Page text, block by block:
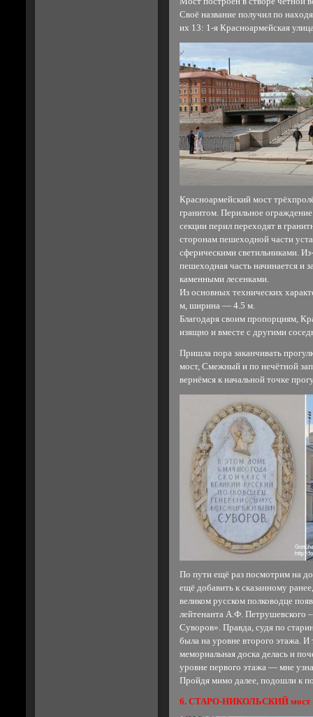
Своё название получил по
их 13: 1-я Красноармейская
Красноармейский мост
гранитом. Перильное
секции перил переходят в
сторонам пешеходной части
сферическими светильниками.
пешеходная часть начинается и
каменными лесенками.
Из основных технических
м, ширина — 4.5 м.
Благодаря своим пропорциям,
изящно и вместе с другими
Пришла пора заканчивать
мост, Смежный и по нечётной
вернёмся к начальной точке
По пути ещё раз посмотрим на
ещё добавить к сказанному
великом русском полководце
лейтенанта А.Ф. Петрушевского
Суворов». Правда, судя по
была на уровне второго этажа. И
мемориальная доска делась и
уровне первого этажа — мне
Пройдя мимо далее, подошли к
6. СТАРО-НИКОЛЬСКИЙ мост